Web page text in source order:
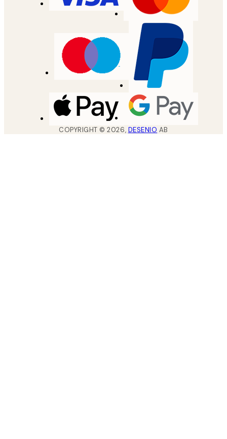
COPYRIGHT ©2026, DESENIO AB